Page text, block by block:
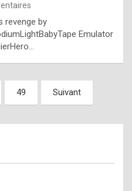
l
e
x
a
%
revenge by
Emulator
49 Suivant